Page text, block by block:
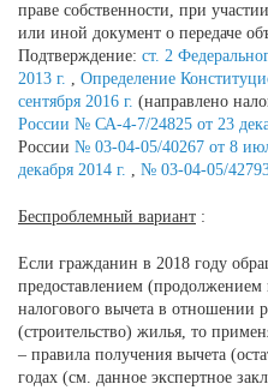
праве собственности, при
или иной документ о передаче
Подтверждение: ст. 2
2013 г. , Определение
сентября 2016 г. (направлено
России № СА-4-7/24825 от 23
России № 03-04-05/40267 от 8
декабря 2014 г. , № 03-04-05/42793
Беспроблемный вариант :
Если гражданин в 2018 году
предоставлением
налогового вычета в отношении
(строительство) жилья, то
– правила получения вычета
годах (см. данное экспертное